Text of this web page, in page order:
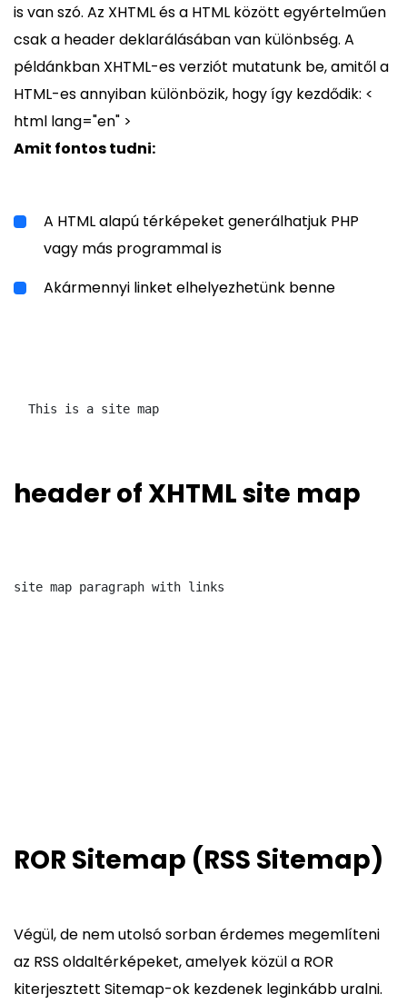
is van szó. Az XHTML és a HTML között egyértelműen
csak a header deklarálásában van különbség. A
példánkban XHTML-es verziót mutatunk be, amitől a
HTML-es annyiban különbözik, hogy így kezdődik: <
html lang="en" >
Amit fontos tudni:
A HTML alapú térképeket generálhatjuk PHP
vagy más programmal is
Akármennyi linket elhelyezhetünk benne
  This is a site map
header of XHTML site map
site map paragraph with links
ROR Sitemap (RSS Sitemap)
Végül, de nem utolsó sorban érdemes megemlíteni
az RSS oldaltérképeket, amelyek közül a ROR
kiterjesztett Sitemap-ok kezdenek leginkább uralni.